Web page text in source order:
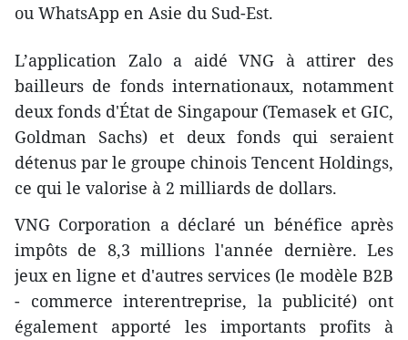
ou WhatsApp en Asie du Sud-Est.
L’application Zalo a aidé VNG à attirer des
bailleurs de fonds internationaux, notamment
deux fonds d'État de Singapour (Temasek et GIC,
Goldman Sachs) et deux fonds qui seraient
détenus par le groupe chinois Tencent Holdings,
ce qui le valorise à 2 milliards de dollars.
VNG Corporation a déclaré un bénéfice après
impôts de 8,3 millions l'année dernière. Les
jeux en ligne et d'autres services (le modèle B2B
- commerce interentreprise, la publicité) ont
également apporté les importants profits à